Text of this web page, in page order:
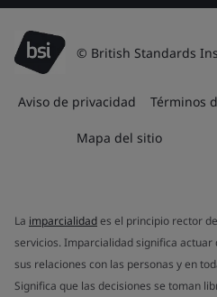
© British Standards
Aviso de privacidad Términos
Mapa del sitio
La imparcialidades el principio rector
servicios. Imparcialidad significa
sus relaciones con las personas y en
Significa que las decisiones se toman